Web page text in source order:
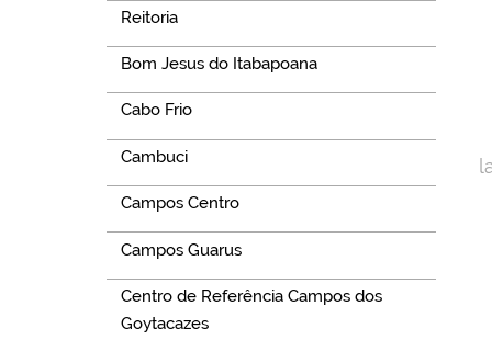
Reitoria
Bom Jesus do Itabapoana
Cabo Frio
Cambuci
Campos Centro
Campos Guarus
Centro de Referência Campos dos
Goytacazes